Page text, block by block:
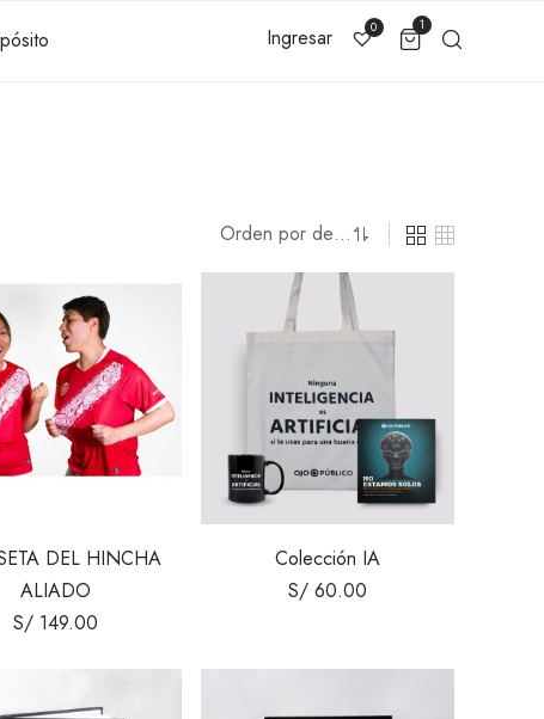
Ingresar 0 1
DEL HINCHA
ALIADO
S/ 149.00
Colección IA
S/ 60.00